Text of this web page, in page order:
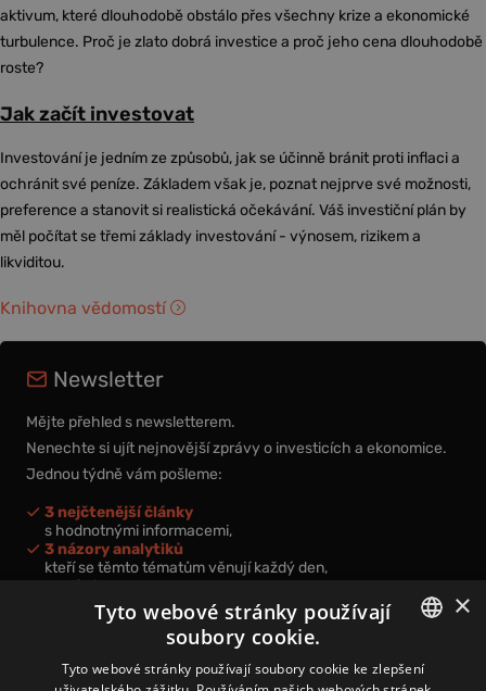
aktivum, které dlouhodobě obstálo přes všechny krize a ekonomické
turbulence. Proč je zlato dobrá investice a proč jeho cena dlouhodobě
roste?
Jak začít investovat
Investování je jedním ze způsobů, jak se účinně bránit proti inflaci a
ochránit své peníze. Základem však je, poznat nejprve své možnosti,
preference a stanovit si realistická očekávání. Váš investiční plán by
měl počítat se třemi základy investování - výnosem, rizikem a
likviditou.
Knihovna vědomostí
Newsletter
Mějte přehled s newsletterem.
Nenechte si ujít nejnovější zprávy o investicích a ekonomice.
Jednou týdně vám pošleme:
3 nejčtenější články
s hodnotnými informacemi,
3 názory analytiků
kteří se těmto tématům věnují každý den,
nová videa a podcasty
k prohloubení vašich znalostí.
CZECH
×
Tyto webové stránky používají
soubory cookie.
Tyto webové stránky používají soubory cookie ke zlepšení